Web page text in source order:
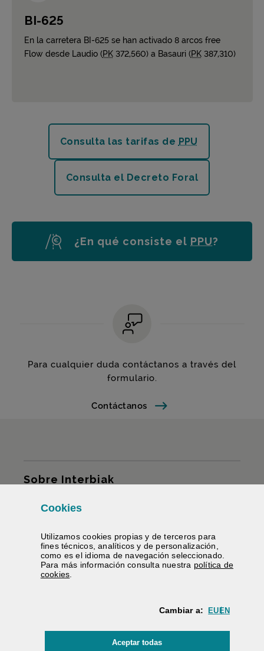
BI-625
En la carretera BI-625 se han activado 8 arcos free
Flow desde Laudio (PK372,560) a Basauri (PK387,310)
Consulta las tarifas de PPU
Consulta el Decreto ForalDecreto
¿En qué consiste el PPU?
Para cualquier duda contáctanos a través del
formulario.
Contáctanos
Sobre Interbiak
Infraestructuras y tarifas
Servicios
Información carreteras
Cookies
Utilizamoscookies propias y de terceros para
fines técnicos, analíticos y de personalización,
como es el idioma de navegación seleccionado.
Para más información consulta nuestra política de
cookies(Abre ventana modal)
Cambiar a: EU EN
Aceptar todaslas